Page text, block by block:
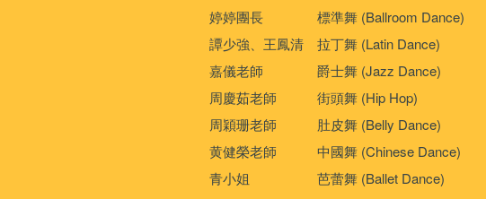
婷婷團長
譚少強、王鳳清
嘉儀老師
周慶茹老師
周穎珊老師
黄健榮老師
青小姐
標準舞 (Ballroom Dance)
拉丁舞 (Latin Dance)
爵士舞 (Jazz Dance)
街頭舞 (Hip Hop)
肚皮舞 (Belly Dance)
中國舞 (Chinese Dance)
芭蕾舞 (Ballet Dance)